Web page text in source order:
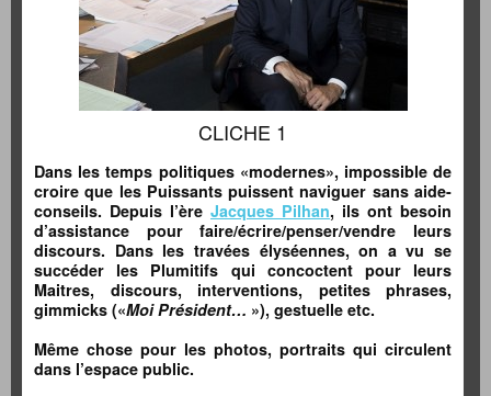
CLICHE 1
Dans les temps politiques «modernes», impossible de
croire que les Puissants puissent naviguer sans aide-
conseils. Depuis l’ère Jacques Pilhan, ils ont besoin
d’assistance pour faire/écrire/penser/vendre leurs
discours. Dans les travées élyséennes, on a vu se
succéder les Plumitifs qui concoctent pour leurs
Maitres, discours, interventions, petites phrases,
gimmicks («Moi Président… »), gestuelle etc.
Même chose pour les photos, portraits qui circulent
dans l’espace public.